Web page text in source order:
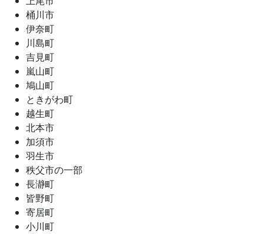
桶川市
伊奈町
川島町
吉見町
嵐山町
鳩山町
ときがわ町
越生町
北本市
加須市
羽生市
秩父市の一部
長瀞町
皆野町
寄居町
小川町